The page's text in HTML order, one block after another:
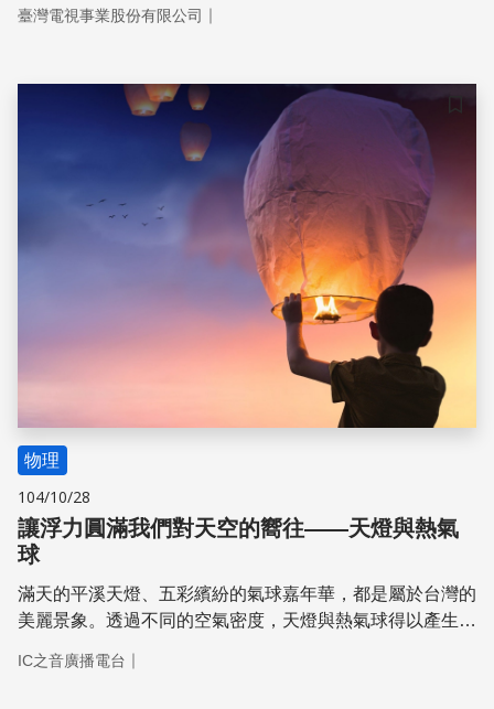
滿空氣的肥皂泡泡漂浮在上，重現天燈的漂浮原理，透過簡
臺灣電視事業股份有限公司 ｜
物理
104/10/28
讓浮力圓滿我們對天空的嚮往——天燈與熱氣
球
滿天的平溪天燈、五彩繽紛的氣球嘉年華，都是屬於台灣的
美麗景象。透過不同的空氣密度，天燈與熱氣球得以產生浮
險，使得天燈與熱氣球伴隱含著許多安全的風險。
IC之音廣播電台 ｜